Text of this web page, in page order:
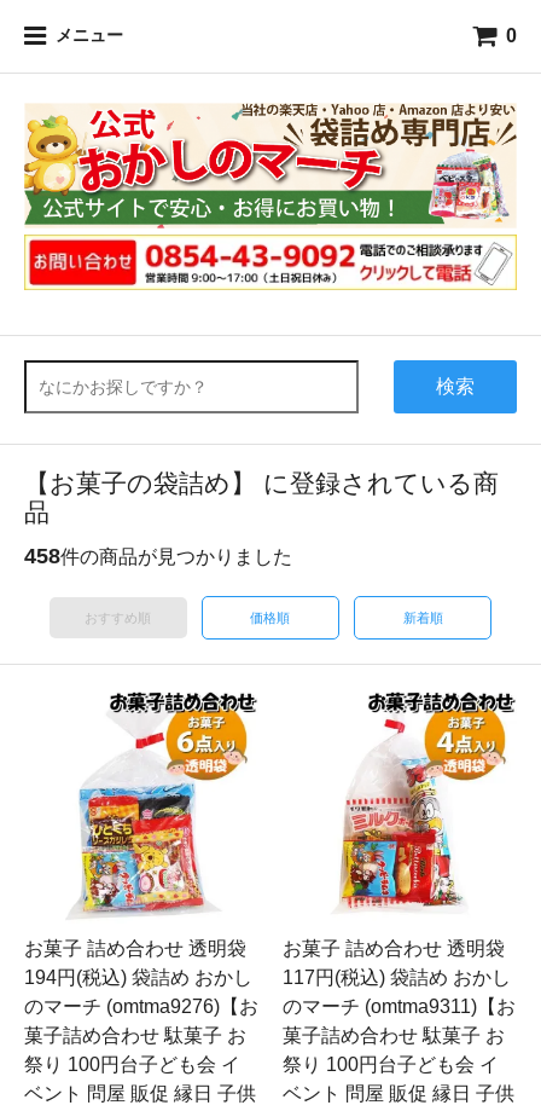
メニュー 0
検索
【お菓子の袋詰め】 に登録されている商
品
458件の商品が見つかりました
おすすめ順 価格順 新着順
お菓子 詰め合わせ 透明袋
194円(税込) 袋詰め おかし
のマーチ (omtma9276)【お
菓子詰め合わせ 駄菓子 お
祭り 100円台子ども会 イ
ベント 問屋 販促 縁日 子供
お菓子 詰め合わせ 透明袋
117円(税込) 袋詰め おかし
のマーチ (omtma9311)【お
菓子詰め合わせ 駄菓子 お
祭り 100円台子ども会 イ
ベント 問屋 販促 縁日 子供